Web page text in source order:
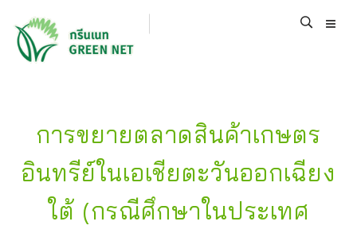
การขยายตลาดสินค้าเกษตร
อินทรีย์ในเอเชียตะวันออกเฉียง
ใต้ (กรณีศึกษาในประเทศ